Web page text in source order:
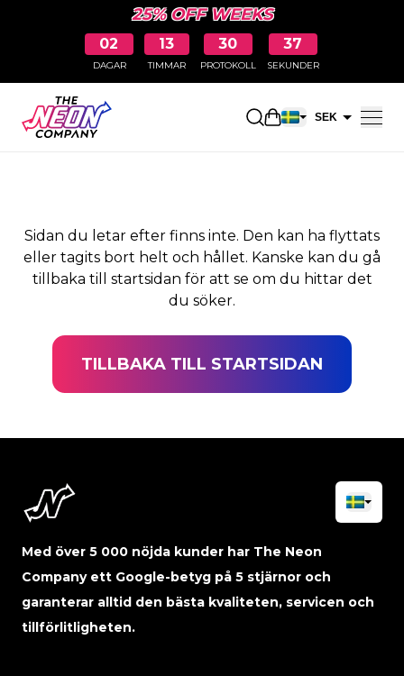
25% OFF WEEKS
02
DAGAR
13
TIMMAR
30
PROTOKOLL
37
SEKUNDER
ÖppnaSEK
SIDAN HITTADES INTE
Sidan du letar efter finns inte. Den kan ha flyttats
eller tagits bort helt och hållet. Kanske kan du gå
tillbaka till startsidan för att se om du hittar det
du söker.
TILLBAKA TILL STARTSIDAN
Med över 5 000 nöjda kunder har The Neon
Company ett Google-betyg på 5 stjärnor och
garanterar alltid den bästa kvaliteten, servicen och
tillförlitligheten.